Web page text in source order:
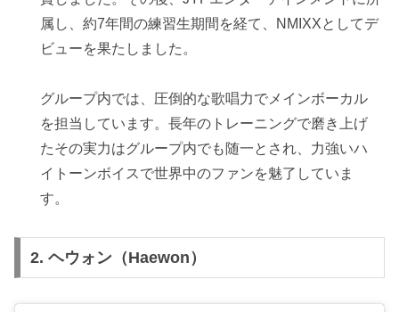
属し、約7年間の練習生期間を経て、NMIXXとしてデ
ビューを果たしました。
グループ内では、圧倒的な歌唱力でメインボーカル
を担当しています。長年のトレーニングで磨き上げ
たその実力はグループ内でも随一とされ、力強いハ
イトーンボイスで世界中のファンを魅了していま
す。
2. ヘウォン（Haewon）